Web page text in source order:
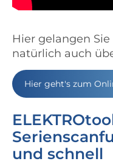
Hier gelangen
natürlich auch
Hier geht's zum
und schnell